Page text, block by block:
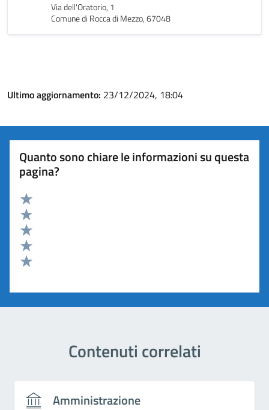
Via dell'Oratorio, 1
Comune di Rocca di Mezzo, 67048
Ultimo aggiornamento: 23/12/2024, 18:04
Quanto sono chiare le informazioni su questa
pagina?
Valuta 5 stelle su 5
Valuta 4 stelle su 5
Valuta 3 stelle su 5
Valuta 2 stelle su 5
Contenuti correlati
Amministrazione